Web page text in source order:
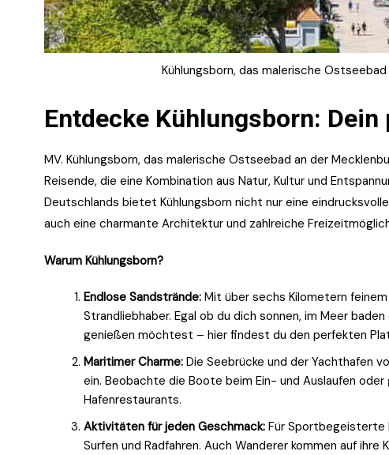
Kühlungsborn, das malerische
Entdecke Kühlungsborn:
MV. Kühlungsborn, das malerische Ostseebad an der
Reisende, die eine Kombination aus Natur, Kultur und
Deutschlands bietet Kühlungsborn nicht nur eine
auch eine charmante Architektur und zahlreiche
Warum Kühlungsborn?
Endlose Sandstrände: Mit über sechs Kilometern
Strandliebhaber. Egal ob du dich sonnen, im Meer
genießen möchtest – hier findest du den perfekten
Maritimer Charme: Die Seebrücke und der Yachthafen
ein. Beobachte die Boote beim Ein- und Auslaufen
Hafenrestaurants.
Aktivitäten für jeden Geschmack: Für Sportbegeisterte
Surfen und Radfahren. Auch Wanderer kommen auf